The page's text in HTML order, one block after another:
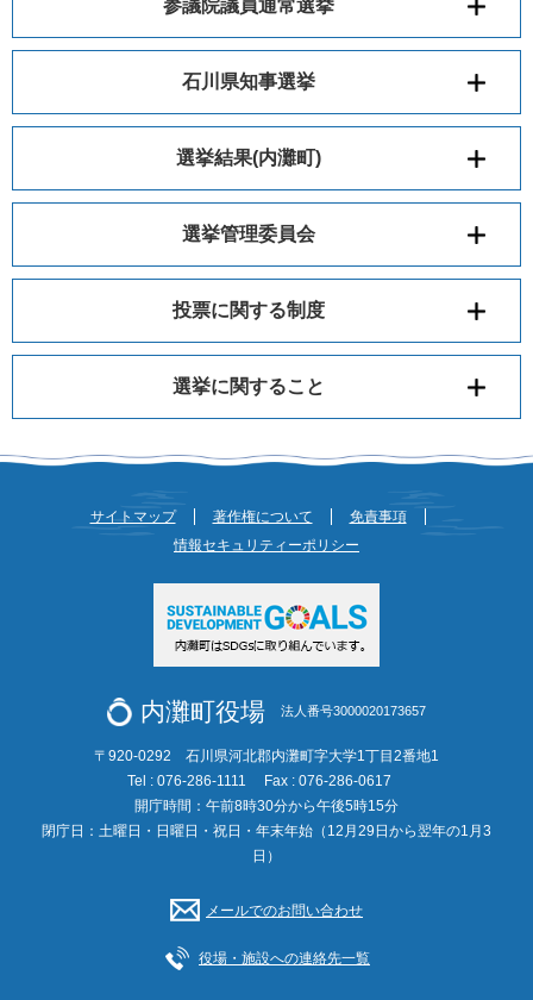
参議院議員通常選挙
石川県知事選挙
選挙結果(内灘町)
選挙管理委員会
投票に関する制度
選挙に関すること
サイトマップ 著作権について
免責事項
情報セキュリティーポリシー
内灘町役場 法人番号3000020173657
〒920-0292 石川県河北郡内灘町字大学1丁目2番地1
Tel : 076-286-1111
Fax : 076-286-0617
開庁時間：午前8時30分から午後5時15分
閉庁日：土曜日・日曜日・祝日・年末年始（12月29日から翌年の1月3
日）
メールでのお問い合わせ
役場・施設への連絡先一覧